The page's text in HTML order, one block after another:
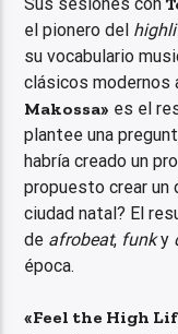
Sus sesiones con
el pionero del
su vocabulario
clásicos modernos
Makossa» es el
plantee una
habría creado un
propuesto crear un
ciudad natal? El
de afrobeat, funky
época.
«Feel the High